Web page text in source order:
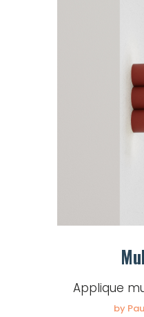
Applique
by